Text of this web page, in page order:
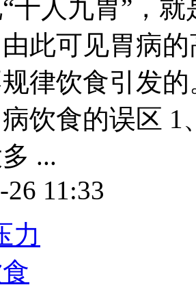
十人九胃”，
此可见胃病
规律饮食引发
饮食的误区 1
...
26 11:33